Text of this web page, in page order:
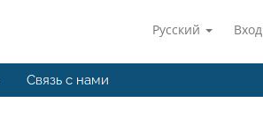
Русский Вход
Связь с нами